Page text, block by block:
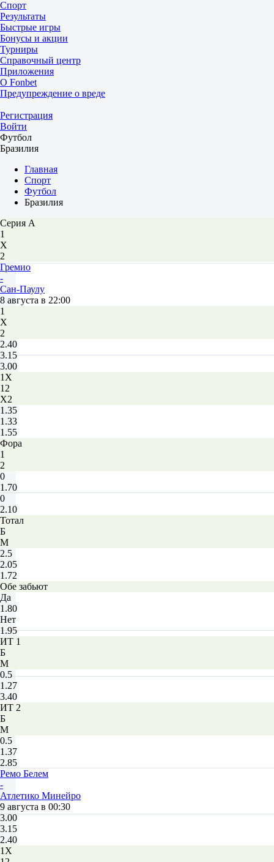
Спорт
Результаты
Быстрые игры
Бонусы и акции
Турниры
Справочный центр
Приложения
О Fonbet
Предупреждение о вреде
Регистрация
Войти
Футбол
Бразилия
Главная
Спорт
Футбол
Бразилия
Серия А
1
Х
2
Гремио
-
Сан-Паулу
8 августа в 22:00
1
Х
2
2.40
3.15
3.00
1X
12
X2
1.35
1.33
1.55
Фора
1
2
0
1.70
0
2.10
Тотал
Б
М
2.5
2.05
1.72
Обе забьют
Да
1.80
Нет
1.95
ИТ 1
Б
М
0.5
1.27
3.40
ИТ 2
Б
М
0.5
1.37
2.85
Ремо Белем
-
Атлетико Минейро
9 августа в 00:30
3.00
3.15
2.40
1X